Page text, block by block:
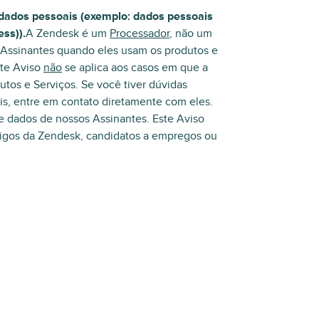
pessoais (exemplo: dados pessoais
A Zendesk é um Processador, não um
quando eles usam os produtos e
Aviso não se aplica aos casos em que a
e Serviços. Se você tiver dúvidas
entre em contato diretamente com eles.
de nossos Assinantes. Este Aviso
da Zendesk, candidatos a empregos ou